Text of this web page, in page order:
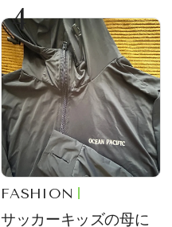
4
FASHION
サッカーキッズの母に